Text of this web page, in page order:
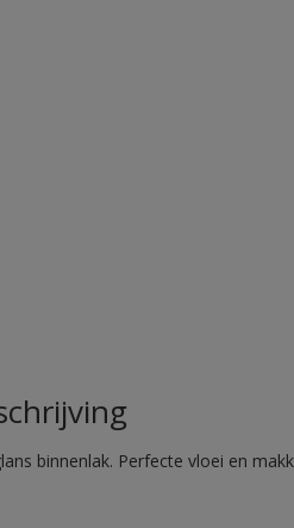
binnenlak. Perfecte vloei en